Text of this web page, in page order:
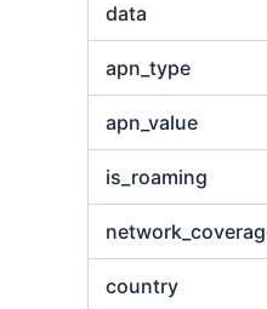
data
apn_type
apn_value
is_roaming
country